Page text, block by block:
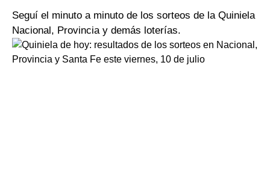
Seguí el minuto a minuto de los sorteos de la Quiniela
Nacional, Provincia y demás loterías.